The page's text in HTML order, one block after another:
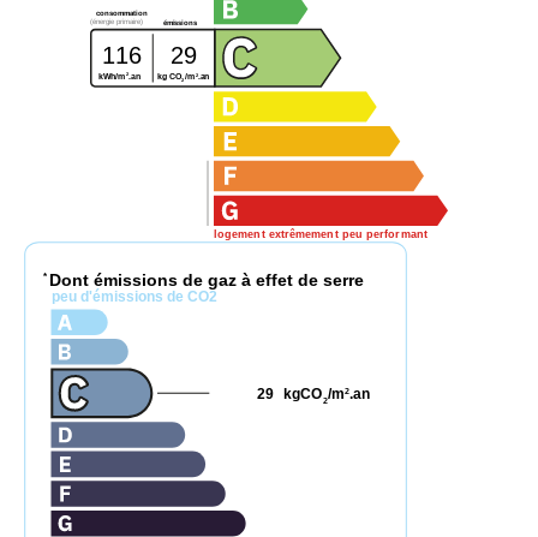
logement extrêmement peu performant
consommation
émissions
(énergie primaire)
116 29
kWh/m 2 .an kg CO2/m2.an
* Dont émissions de gaz à effet de serre
peu d'émissions de CO2
kgCO2/m2.an
29